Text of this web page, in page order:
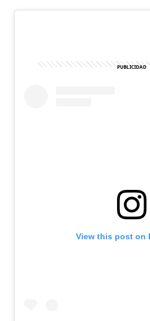
View this post on